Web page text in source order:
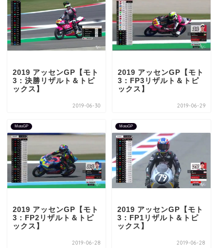
2019 アッセンGP【モト
3：決勝リザルト＆トピ
ックス】
2019-06-30
2019 アッセンGP【モト
3：FP3リザルト＆トピ
ックス】
2019-06-29
MotoGP
2019 アッセンGP【モト
3：FP2リザルト＆トピ
ックス】
2019-06-28
MotoGP
2019 アッセンGP【モト
3：FP1リザルト＆トピ
ックス】
2019-06-28